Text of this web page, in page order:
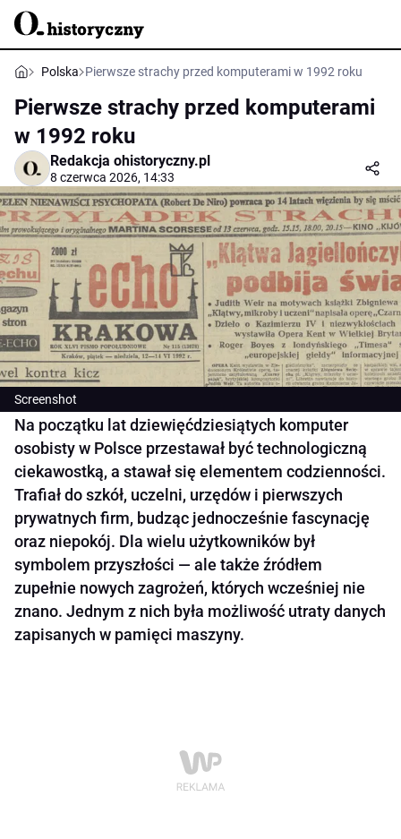
Polska Pierwsze strachy przed komputerami w 1992 roku
Pierwsze strachy przed komputerami
w 1992 roku
Redakcja ohistoryczny.pl
8 czerwca 2026, 14:33
Screenshot
Na początku lat dziewięćdziesiątych komputer
osobisty w Polsce przestawał być technologiczną
ciekawostką, a stawał się elementem codzienności.
Trafiał do szkół, uczelni, urzędów i pierwszych
prywatnych firm, budząc jednocześnie fascynację
oraz niepokój. Dla wielu użytkowników był
symbolem przyszłości — ale także źródłem
zupełnie nowych zagrożeń, których wcześniej nie
znano. Jednym z nich była możliwość utraty danych
zapisanych w pamięci maszyny.